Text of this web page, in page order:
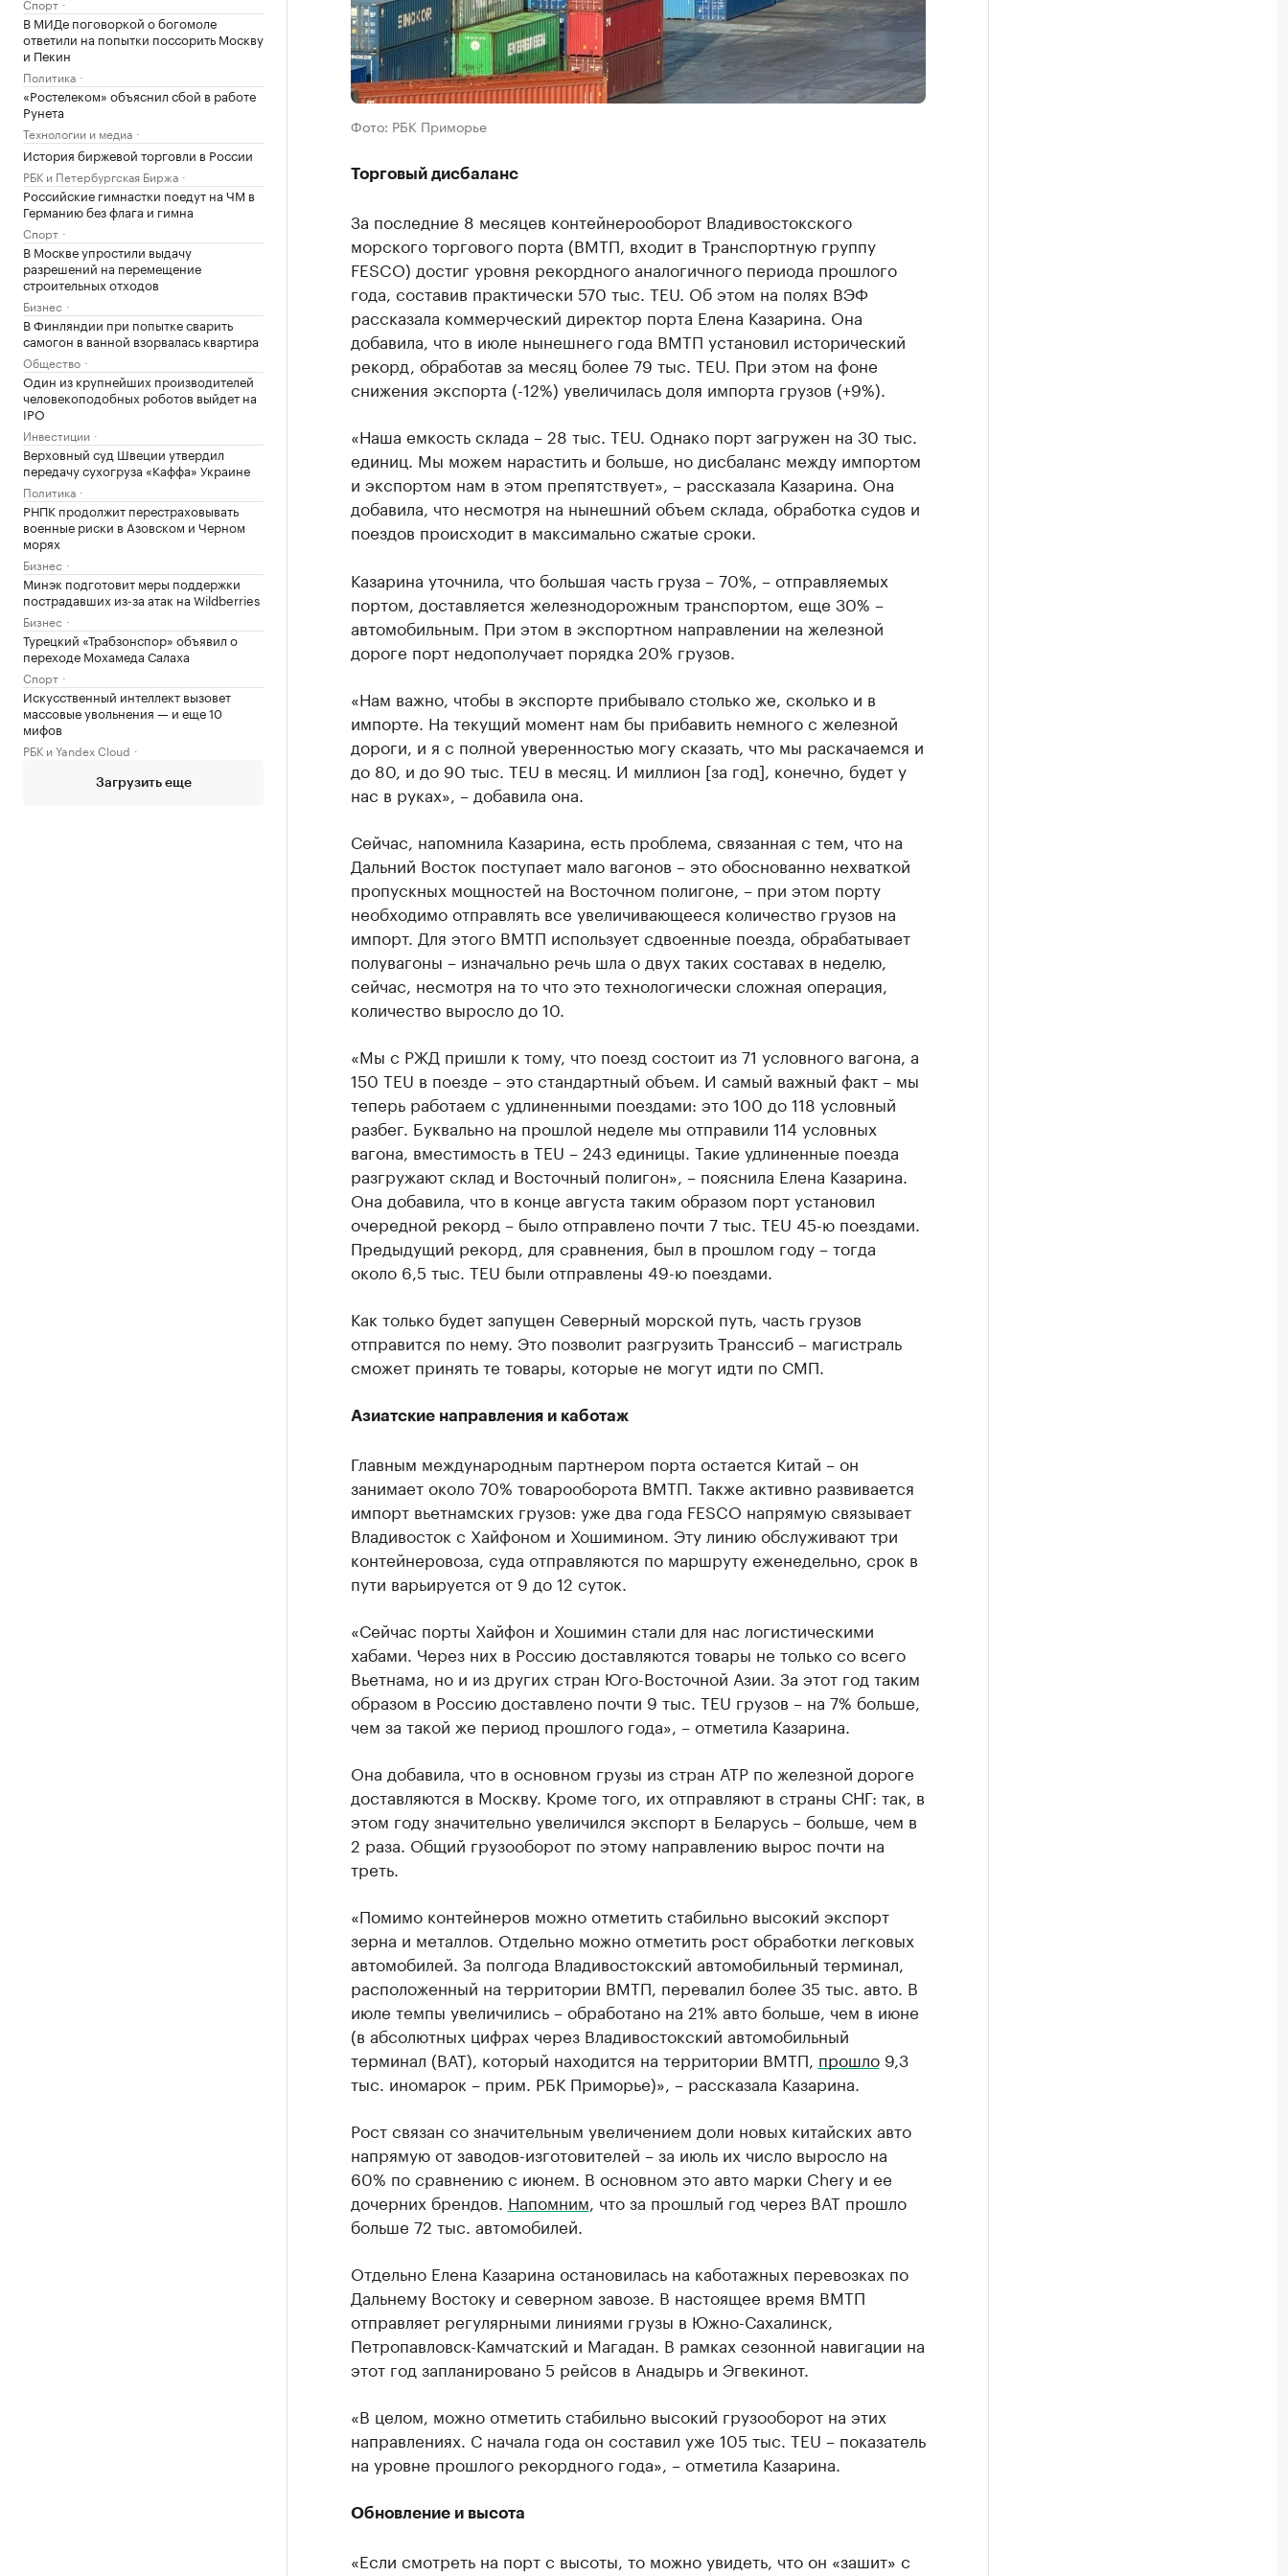
В МИДе поговоркой о богомоле
ответили на попытки поссорить Москву
и Пекин
Политика
«Ростелеком» объяснил сбой в работе
Рунета
Технологии и медиа
История биржевой торговли в России
РБК и Петербургская Биржа
Российские гимнастки поедут на ЧМ в
Германию без флага и гимна
Спорт
В Москве упростили выдачу
разрешений на перемещение
строительных отходов
Бизнес
В Финляндии при попытке сварить
самогон в ванной взорвалась квартира
Общество
Один из крупнейших производителей
человекоподобных роботов выйдет на
IPO
Инвестиции
Верховный суд Швеции утвердил
передачу сухогруза «Каффа» Украине
Политика
РНПК продолжит перестраховывать
военные риски в Азовском и Черном
морях
Бизнес
Минэк подготовит меры поддержки
пострадавших из-за атак на Wildberries
Бизнес
Турецкий «Трабзонспор» объявил о
переходе Мохамеда Салаха
Спорт
Искусственный интеллект вызовет
массовые увольнения — и еще 10
мифов
РБК и Yandex Cloud
Загрузить еще
Фото: РБК Приморье
Торговый дисбаланс
За последние 8 месяцев контейнерооборот Владивостокского
морского торгового порта (ВМТП, входит в Транспортную группу
FESCO) достиг уровня рекордного аналогичного периода прошлого
года, составив практически 570 тыс. TEU. Об этом на полях ВЭФ
рассказала коммерческий директор порта Елена Казарина. Она
добавила, что в июле нынешнего года ВМТП установил исторический
рекорд, обработав за месяц более 79 тыс. TEU. При этом на фоне
снижения экспорта (-12%) увеличилась доля импорта грузов (+9%).
«Наша емкость склада – 28 тыс. TEU. Однако порт загружен на 30 тыс.
единиц. Мы можем нарастить и больше, но дисбаланс между импортом
и экспортом нам в этом препятствует», – рассказала Казарина. Она
добавила, что несмотря на нынешний объем склада, обработка судов и
поездов происходит в максимально сжатые сроки.
Казарина уточнила, что большая часть груза ­– 70%, – отправляемых
портом, доставляется железнодорожным транспортом, еще 30% –
автомобильным. При этом в экспортном направлении на железной
дороге порт недополучает порядка 20% грузов.
«Нам важно, чтобы в экспорте прибывало столько же, сколько и в
импорте. На текущий момент нам бы прибавить немного с железной
дороги, и я с полной уверенностью могу сказать, что мы раскачаемся и
до 80, и до 90 тыс. TEU в месяц. И миллион [за год], конечно, будет у
нас в руках», – добавила она.
Сейчас, напомнила Казарина, есть проблема, связанная с тем, что на
Дальний Восток поступает мало вагонов – это обоснованно нехваткой
пропускных мощностей на Восточном полигоне, – при этом порту
необходимо отправлять все увеличивающееся количество грузов на
импорт. Для этого ВМТП использует сдвоенные поезда, обрабатывает
полувагоны – изначально речь шла о двух таких составах в неделю,
сейчас, несмотря на то что это технологически сложная операция,
количество выросло до 10.
«Мы с РЖД пришли к тому, что поезд состоит из 71 условного вагона, а
150 TEU в поезде – это стандартный объем. И самый важный факт – мы
теперь работаем с удлиненными поездами: это 100 до 118 условный
разбег. Буквально на прошлой неделе мы отправили 114 условных
вагона, вместимость в TEU – 243 единицы. Такие удлиненные поезда
разгружают склад и Восточный полигон», – пояснила Елена Казарина.
Она добавила, что в конце августа таким образом порт установил
очередной рекорд – было отправлено почти 7 тыс. TEU 45-ю поездами.
Предыдущий рекорд, для сравнения, был в прошлом году – тогда
около 6,5 тыс. TEU были отправлены 49-ю поездами.
Как только будет запущен Северный морской путь, часть грузов
отправится по нему. Это позволит разгрузить Транссиб – магистраль
сможет принять те товары, которые не могут идти по СМП.
Азиатские направления и каботаж
Главным международным партнером порта остается Китай – он
занимает около 70% товарооборота ВМТП. Также активно развивается
импорт вьетнамских грузов: уже два года FESCO напрямую связывает
Владивосток с Хайфоном и Хошимином. Эту линию обслуживают три
контейнеровоза, суда отправляются по маршруту еженедельно, срок в
пути варьируется от 9 до 12 суток.
«Сейчас порты Хайфон и Хошимин стали для нас логистическими
хабами. Через них в Россию доставляются товары не только со всего
Вьетнама, но и из других стран Юго-Восточной Азии. За этот год таким
образом в Россию доставлено почти 9 тыс. TEU грузов – на 7% больше,
чем за такой же период прошлого года», – отметила Казарина.
Она добавила, что в основном грузы из стран АТР по железной дороге
доставляются в Москву. Кроме того, их отправляют в страны СНГ: так, в
этом году значительно увеличился экспорт в Беларусь – больше, чем в
2 раза. Общий грузооборот по этому направлению вырос почти на
треть.
«Помимо контейнеров можно отметить стабильно высокий экспорт
зерна и металлов. Отдельно можно отметить рост обработки легковых
автомобилей. За полгода Владивостокский автомобильный терминал,
расположенный на территории ВМТП, перевалил более 35 тыс. авто. В
июле темпы увеличились – обработано на 21% авто больше, чем в июне
(в абсолютных цифрах через Владивостокский автомобильный
терминал (ВАТ), который находится на территории ВМТП, прошло9,3
тыс. иномарок – прим. РБК Приморье)», – рассказала Казарина.
Рост связан со значительным увеличением доли новых китайских авто
напрямую от заводов-изготовителей – за июль их число выросло на
60% по сравнению с июнем. В основном это авто марки Chery и ее
дочерних брендов. Напомним , что за прошлый год через ВАТ прошло
больше 72 тыс. автомобилей.
Отдельно Елена Казарина остановилась на каботажных перевозках по
Дальнему Востоку и северном завозе. В настоящее время ВМТП
отправляет регулярными линиями грузы в Южно-Сахалинск,
Петропавловск-Камчатский и Магадан. В рамках сезонной навигации на
этот год запланировано 5 рейсов в Анадырь и Эгвекинот.
«В целом, можно отметить стабильно высокий грузооборот на этих
направлениях. С начала года он составил уже 105 тыс. TEU – показатель
на уровне прошлого рекордного года», – отметила Казарина.
Обновление и высота
«Если смотреть на порт с высоты, то можно увидеть, что он «зашит» с